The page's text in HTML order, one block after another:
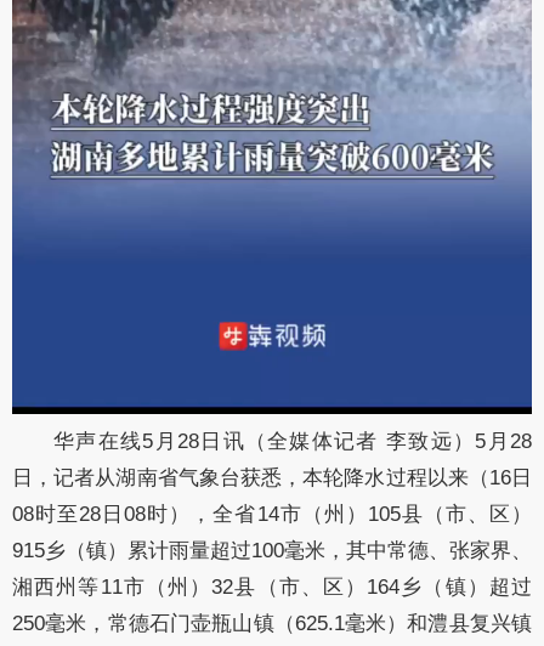
华声在线5月28日讯（全媒体记者 李致远）5月28
日，记者从湖南省气象台获悉，本轮降水过程以来（16日
08时至28日08时），全省14市（州）105县（市、区）
915乡（镇）累计雨量超过100毫米，其中常德、张家界、
湘西州等11市（州）32县（市、区）164乡（镇）超过
250毫米，常德石门壶瓶山镇（625.1毫米）和澧县复兴镇